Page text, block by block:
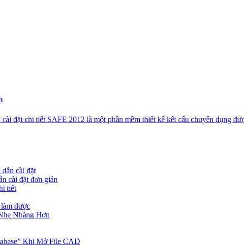
đặt chi tiết SAFE 2012 là một phần mềm thiết kế kết cấu chuyên dụng
cài đặt
cài đặt đơn giản
tiết
được
Nhàng Hơn
Khi Mở File CAD